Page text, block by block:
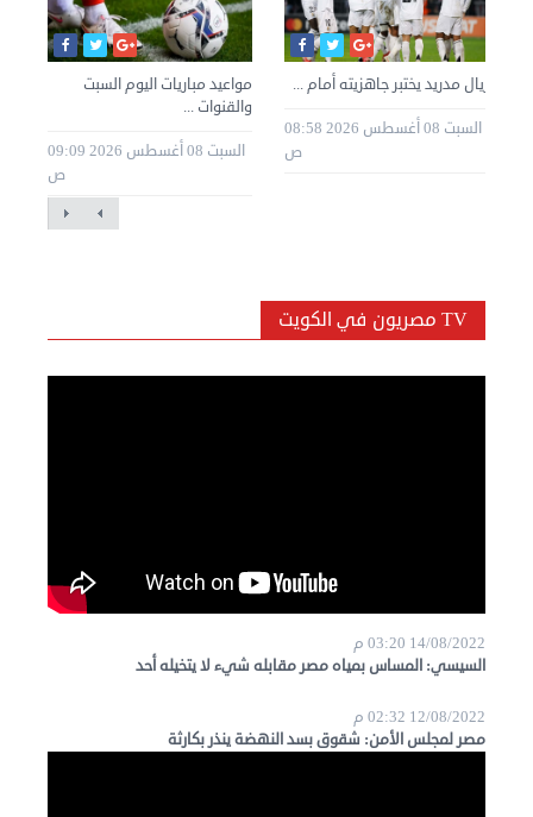
مواعيد مباريات اليوم السبت
والقنوات ...
السبت 08 أغسطس 2026 09:09
ص
ريال مدريد يختبر جاهزيته أمام ...
السبت 08 أغسطس 2026 08:58
ص
TV مصريون في الكويت
14/08/2022 03:20 م
السيسي: المساس بمياه مصر مقابله شيء لا يتخيله أحد
12/08/2022 02:32 م
مصر لمجلس الأمن: شقوق بسد النهضة ينذر بكارثة